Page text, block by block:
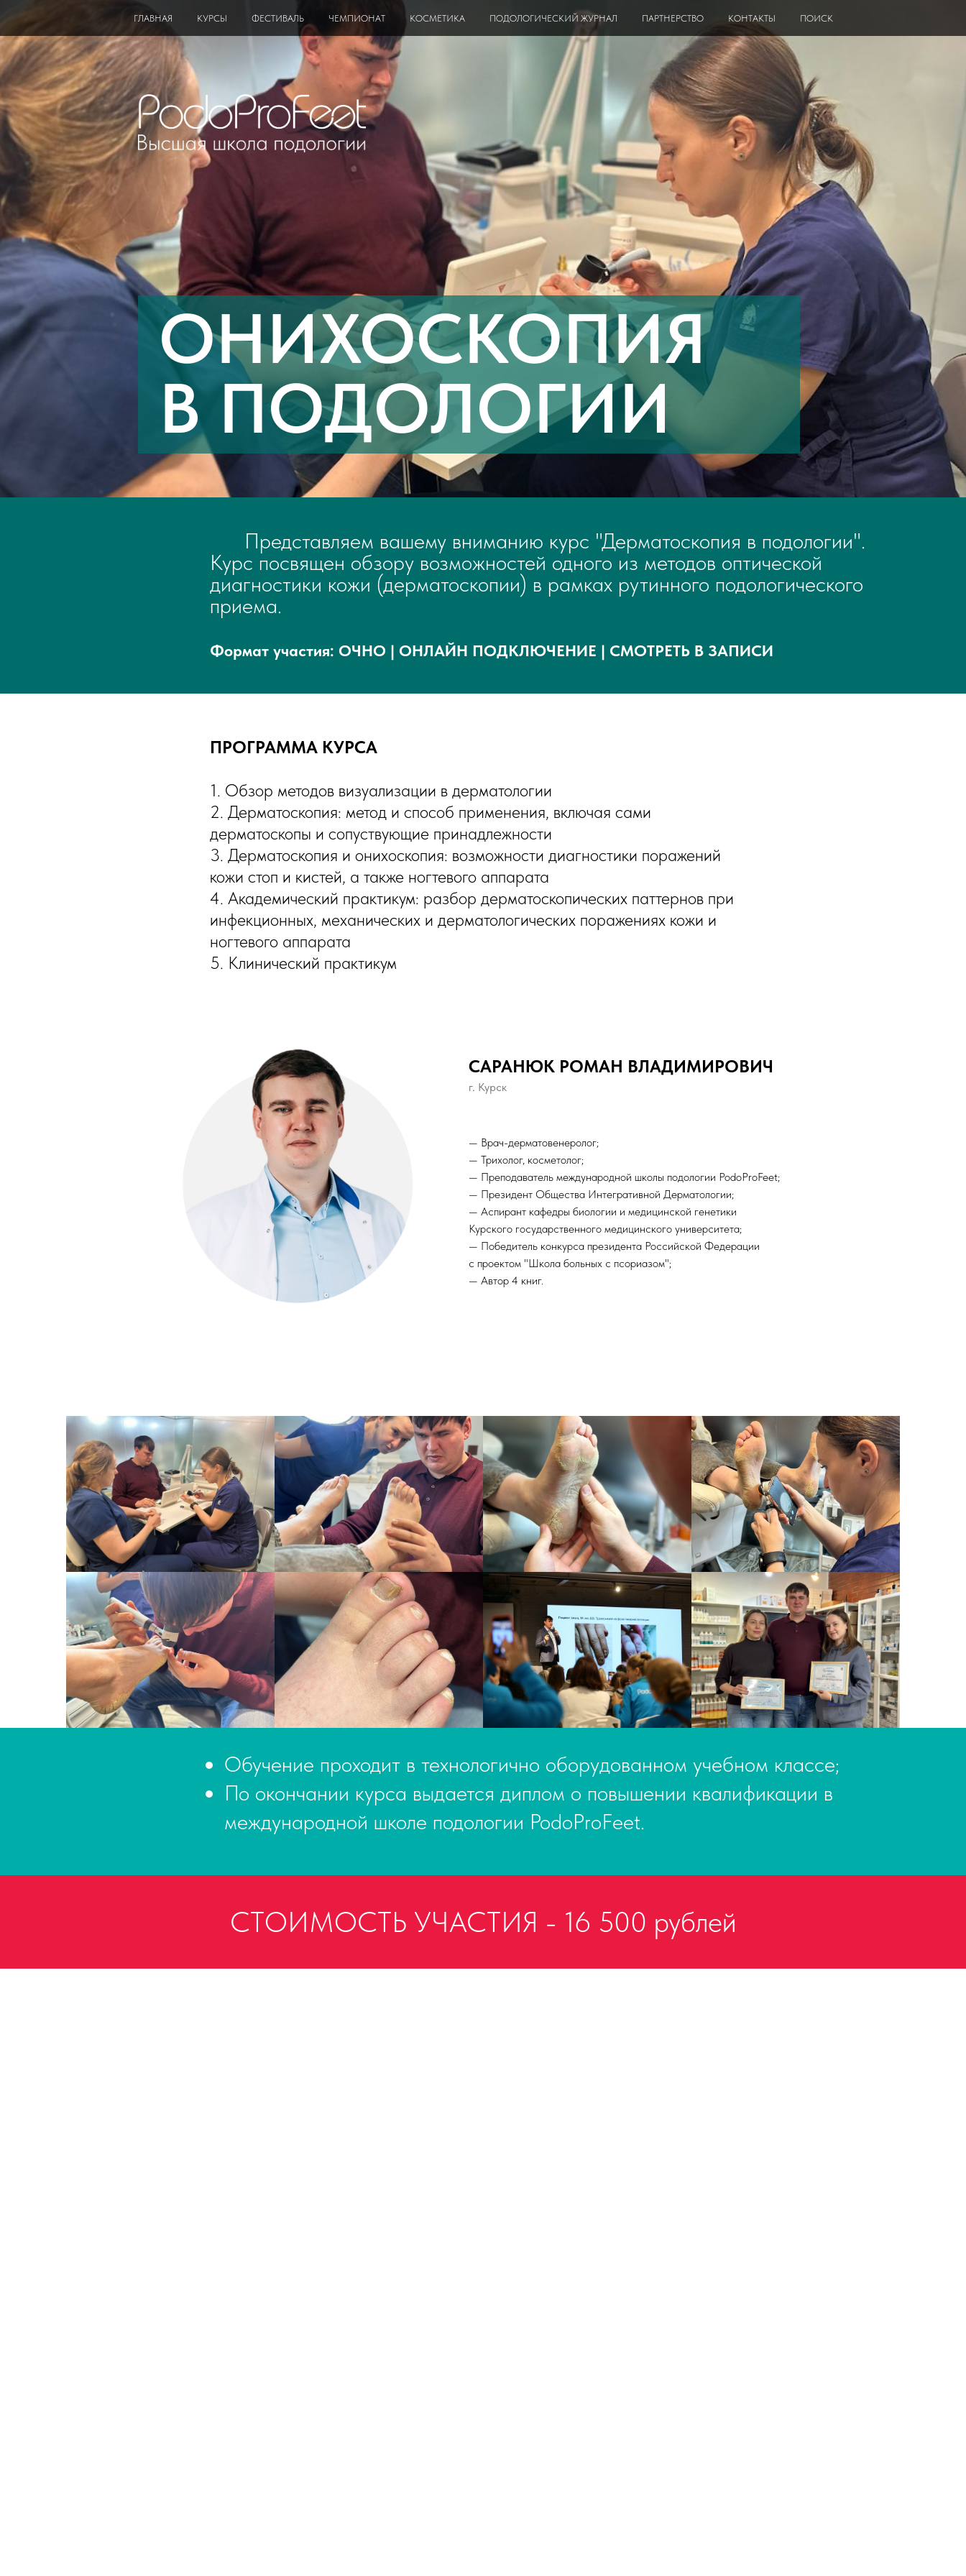
ГЛАВНАЯ КУРСЫ ФЕСТИВАЛЬ ЧЕМПИОНАТ КОСМЕТИКА ПОДОЛОГИЧЕСКИЙ ЖУРНАЛ ПАРТНЕРСТВО КОНТАКТЫ ПОИСК
ОНИХОСКОПИЯ
В ПОДОЛОГИИ
Представляем вашему вниманию курс "Дерматоскопия в подологии".
Курс посвящен обзору возможностей одного из методов оптической
диагностики кожи (дерматоскопии) в рамках рутинного подологического
приема.
Формат участия: ОЧНО | ОНЛАЙН ПОДКЛЮЧЕНИЕ | СМОТРЕТЬ В ЗАПИСИ
ПРОГРАММА КУРСА
1. Обзор методов визуализации в дерматологии
2. Дерматоскопия: метод и способ применения, включая сами
дерматоскопы и сопуствующие принадлежности
3. Дерматоскопия и онихоскопия: возможности диагностики поражений
кожи стоп и кистей, а также ногтевого аппарата
4. Академический практикум: разбор дерматоскопических паттернов при
инфекционных, механических и дерматологических поражениях кожи и
ногтевого аппарата
5. Клинический практикум
г. Курск
САРАНЮК РОМАН ВЛАДИМИРОВИЧ
— Врач-дерматовенеролог;
— Трихолог, косметолог;
— Преподаватель международной школы подологии PodoProFeet;
— Президент Общества Интегративной Дерматологии;
— Аспирант кафедры биологии и медицинской генетики
Курского государственного медицинского университета;
— Победитель конкурса президента Российской Федерации
с проектом "Школа больных с псориазом";
— Автор 4 книг.
Обучение проходит в технологично оборудованном учебном классе;
По окончании курса выдается диплом о повышении квалификации в
международной школе подологии PodoProFeet.
СТОИМОСТЬ УЧАСТИЯ - 16 500 рублей